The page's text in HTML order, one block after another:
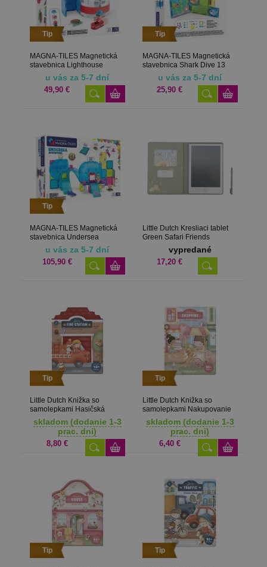
Tip
MAGNA-TILES Magnetická
stavebnica Lighthouse
Rescue 26 dielov
u vás za 5-7 dní
49,90 €
Tip
MAGNA-TILES Magnetická
stavebnica Shark Dive 13
u vás za 5-7 dní
25,90 €
Tip
MAGNA-TILES Magnetická
stavebnica Undersea
Adventure 58 dielov
u vás za 5-7 dní
105,90 €
Little Dutch Kresliaci tablet
Green Safari Friends
vypredané
17,20 €
Tip
Little Dutch Knižka so
samolepkami Hasičská
stanica Jim
skladom (dodanie 1-3
prac. dni)
8,80 €
Tip
Little Dutch Knižka so
samolepkami Nakupovanie
Rosa
skladom (dodanie 1-3
prac. dni)
6,40 €
Tip Tip